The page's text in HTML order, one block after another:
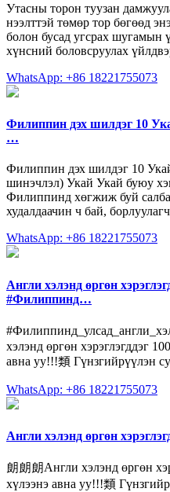
Утасны торон туузан
нээлттэй төмөр тор бөгөөд
болон бусад угсрах шугамын
хүнсний боловсруулах
WhatsApp: +86 18221755073
Филиппин дэх шилдэг 10
…
Филиппин дэх шилдэг 10
шинэчлэл) Укай Укай буюу
Филиппинд хөгжиж буй
худалдаачин ч бай,
WhatsApp: +86 18221755073
Англи хэлэнд өргөн
#Филиппинд…
хэлэнд өргөн хэрэглэгддэг
авна уу!!!類 Гүнзгийрүүлэн
WhatsApp: +86 18221755073
Англи хэлэнд өргөн
朗朗朗Англи хэлэнд өргөн
хүлээнэ авна уу!!!類